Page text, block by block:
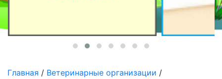
Главная / Ветеринарные организации /